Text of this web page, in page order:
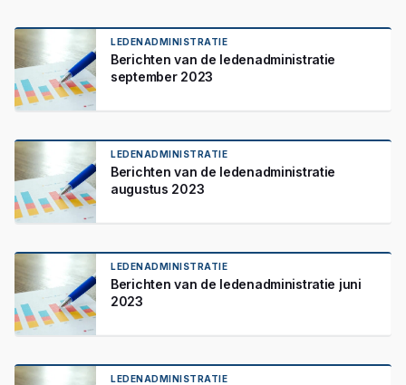
LEDENADMINISTRATIE
Berichten van de ledenadministratie
september 2023
LEDENADMINISTRATIE
Berichten van de ledenadministratie
augustus 2023
LEDENADMINISTRATIE
Berichten van de ledenadministratie juni
2023
LEDENADMINISTRATIE